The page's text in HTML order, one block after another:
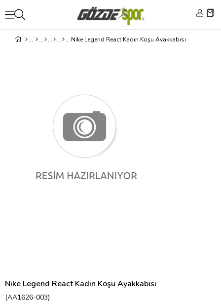
Nike Legend React Kadın Koşu Ayakkabısı
Nike Legend React Kadın Koşu Ayakkabısı
(AA1626-003)